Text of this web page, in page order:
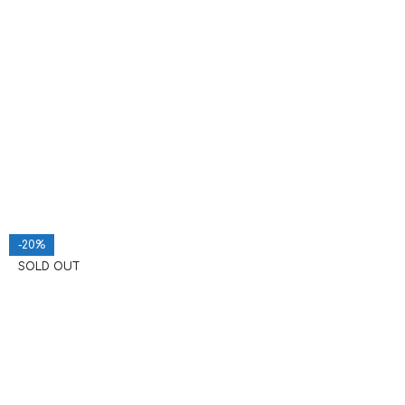
-20%
SOLD OUT